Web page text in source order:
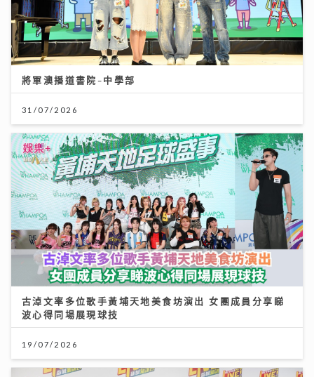
將軍澳播道書院-中學部
31/07/2026
古淖文率多位歌手黃埔天地美食坊演出 女團成員分享睇
波心得同場展現球技
19/07/2026